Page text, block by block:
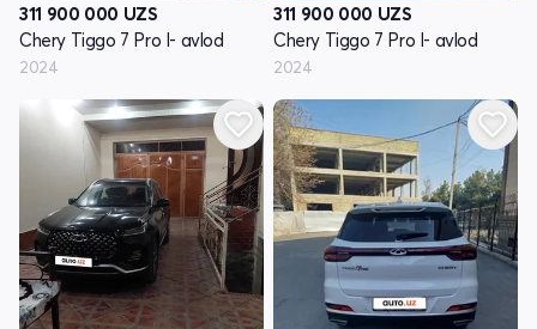
311 900 000 UZS
Chery Tiggo 7 Pro I- avlod
2024
311 900 000 UZS
Chery Tiggo 7 Pro I- avlod
2024